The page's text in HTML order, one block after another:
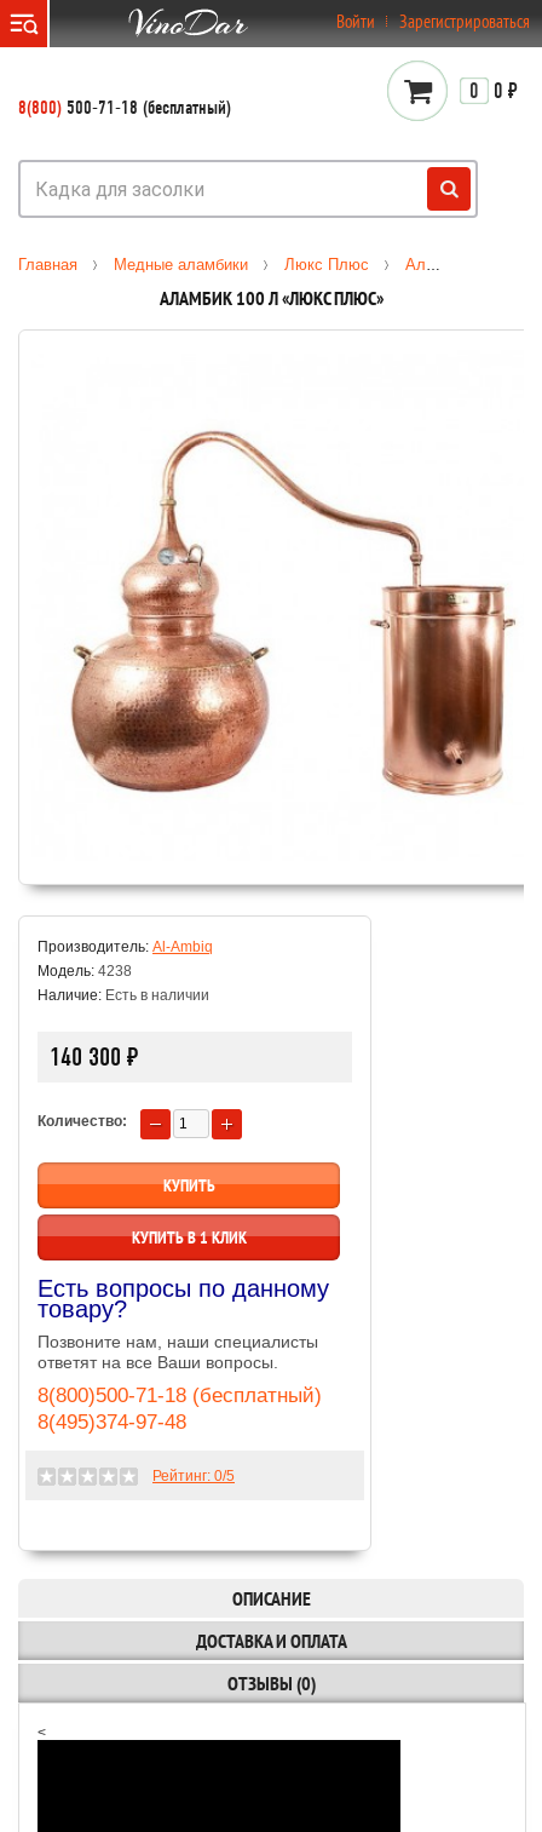
Войти Зарегистрироваться
8(800) 500-71-18 (бесплатный)
0 0 ₽
Главная Медные аламбики Люкс Плюс Аламбик 100 л «Люкс Плюс»
АЛАМБИК 100 Л «ЛЮКС ПЛЮС»
Производитель: Al-Ambiq
Модель: 4238
Наличие: Есть в наличии
140 300 ₽
Количество:
КУПИТЬ В 1 КЛИК
Есть вопросы по данному
товару?
Позвоните нам, наши специалисты
ответят на все Ваши вопросы.
8(800)500-71-18 (бесплатный)
8(495)374-97-48
Рейтинг: 0/5
ОПИСАНИЕ
ДОСТАВКА И ОПЛАТА
ОТЗЫВЫ (0)
<